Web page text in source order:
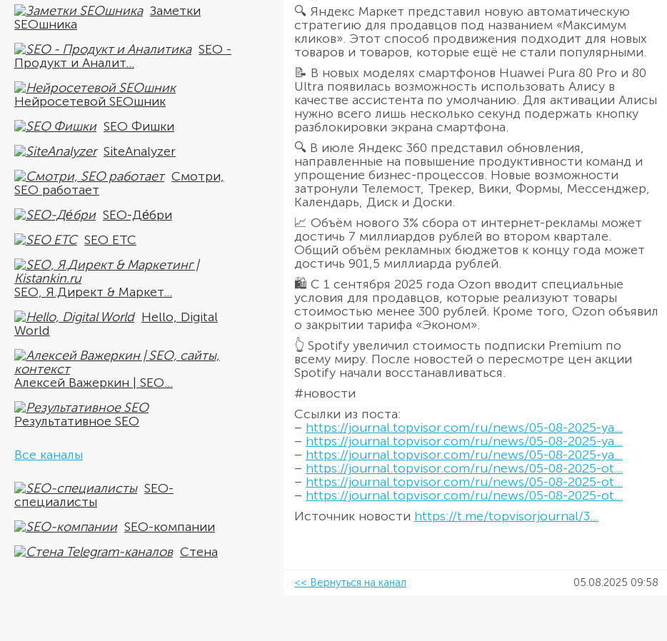
Заметки
SEOшника
SEO -
Продукт и Аналит...
Нейросетевой SEOшник
SEO Фишки
SiteAnalyzer
Смотри,
SEO работает
SEO-Де́бри
SEO ETC
SEO, Я.Директ & Маркет...
Hello, Digital
World
Алексей Важеркин | SEO...
Результативное SEO
Все каналы
SEO-
специалисты
SEO-компании
Стена
🔍 Яндекс Маркет представил новую автоматическую
стратегию для продавцов под названием «Максимум
кликов». Этот способ продвижения подходит для новых
товаров и товаров, которые ещё не стали популярными.
📝 В новых моделях смартфонов Huawei Pura 80 Pro и 80
Ultra появилась возможность использовать Алису в
качестве ассистента по умолчанию. Для активации Алисы
нужно всего лишь несколько секунд подержать кнопку
разблокировки экрана смартфона.
🔍 В июле Яндекс 360 представил обновления,
направленные на повышение продуктивности команд и
упрощение бизнес-процессов. Новые возможности
затронули Телемост, Трекер, Вики, Формы, Мессенджер,
Календарь, Диск и Доски.
📈 Объём нового 3% сбора от интернет-рекламы может
достичь 7 миллиардов рублей во втором квартале.
Общий объём рекламных бюджетов к концу года может
достичь 901,5 миллиарда рублей.
🛍 С 1 сентября 2025 года Ozon вводит специальные
условия для продавцов, которые реализуют товары
стоимостью менее 300 рублей. Кроме того, Ozon объявил
о закрытии тарифа «Эконом».
👆 Spotify увеличил стоимость подписки Premium по
всему миру. После новостей о пересмотре цен акции
Spotify начали восстанавливаться.
#новости
Ссылки из поста:
– https://journal.topvisor.com/ru/news/05-08-2025-ya...
– https://journal.topvisor.com/ru/news/05-08-2025-ya...
– https://journal.topvisor.com/ru/news/05-08-2025-ya...
– https://journal.topvisor.com/ru/news/05-08-2025-ot...
– https://journal.topvisor.com/ru/news/05-08-2025-ot...
– https://journal.topvisor.com/ru/news/05-08-2025-ot...
Источник новости https://t.me/topvisorjournal/3...
<< Вернуться на канал 05.08.2025 09:58